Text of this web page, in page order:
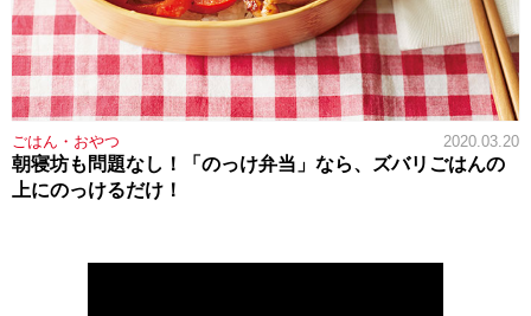
ごはん・おやつ 2020.03.20
朝寝坊も問題なし！「のっけ弁当」なら、ズバリごはんの
上にのっけるだけ！